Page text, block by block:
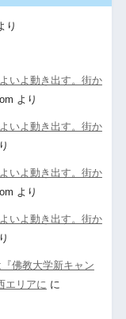
り
いよ動き出す。街か
より
いよ動き出す。街か
いよ動き出す。街か
より
いよ動き出す。街か
佛教大学新キャン
エリアに に